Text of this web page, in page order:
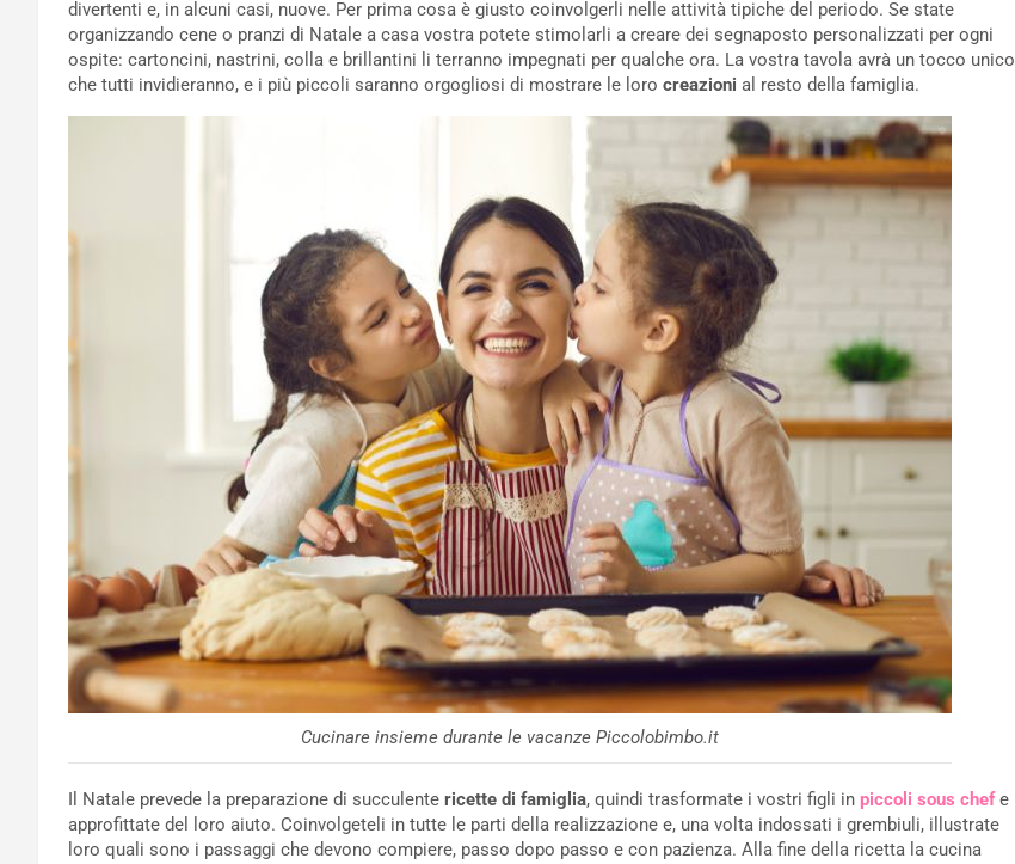
divertenti e, in alcuni casi, nuove. Per prima cosa è giusto coinvolgerli nelle attività tipiche del periodo. Se state
organizzando cene o pranzi di Natale a casa vostra potete stimolarli a creare dei segnaposto personalizzati per ogni
ospite: cartoncini, nastrini, colla e brillantini li terranno impegnati per qualche ora. La vostra tavola avrà un tocco unico
che tutti invidieranno, e i più piccoli saranno orgogliosi di mostrare le loro creazioni al resto della famiglia.
Cucinare insieme durante le vacanze Piccolobimbo.it
Il Natale prevede la preparazione di succulente ricette di famiglia, quindi trasformate i vostri figli in piccoli sous chefe
approfittate del loro aiuto. Coinvolgeteli in tutte le parti della realizzazione e, una volta indossati i grembiuli, illustrate
loro quali sono i passaggi che devono compiere, passo dopo passo e con pazienza. Alla fine della ricetta la cucina